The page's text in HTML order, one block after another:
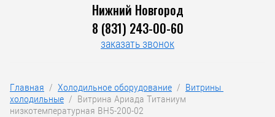
Нижний Новгород
8 (831) 243-00-60
заказать звонок
Главная
  /
Холодильное оборудование
  /
Витрины
холодильные
  /  Витрина Ариада Титаниум
низкотемпературная ВН5-200-02